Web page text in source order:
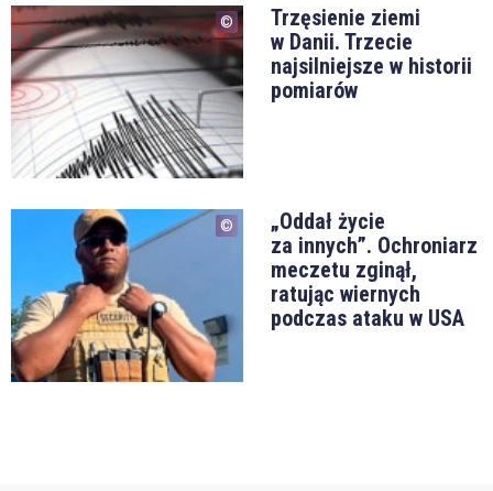
Trzęsienie ziemi
w Danii. Trzecie
najsilniejsze w historii
pomiarów
„Oddał życie
za innych”. Ochroniarz
meczetu zginął,
ratując wiernych
podczas ataku w USA